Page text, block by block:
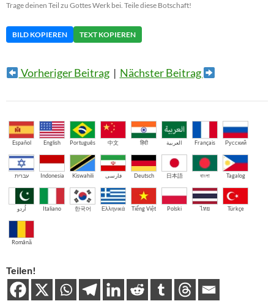
Trage deinen Teil zu Gottes Werk bei. Teile diese Botschaft!
BILD KOPIEREN TEXT KOPIEREN
Vorheriger Beitrag| Nächster Beitrag
Español English Português 中文 हिंदी العربية Français Русский
עברית Indonesia Kiswahili فارسی Deutsch 日本語 বাংলা Tagalog
اُردو Italiano 한국어 Ελληνικά Tiếng Việt Polski ไทย Türkçe
Română
Teilen!